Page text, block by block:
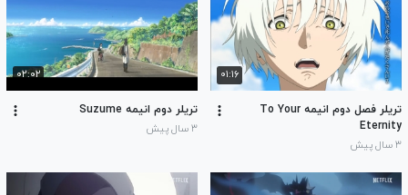
۰۱:۱۶
تریلر فصل دوم انیمه To Your
Eternity
۳ سال پیش
۰۲:۰۲
تریلر دوم انیمه Suzume
۳ سال پیش